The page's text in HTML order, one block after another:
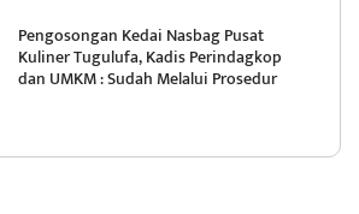
Pengosongan Kedai Nasbag Pusat
Kuliner Tugulufa, Kadis Perindagkop
dan UMKM : Sudah Melalui Prosedur